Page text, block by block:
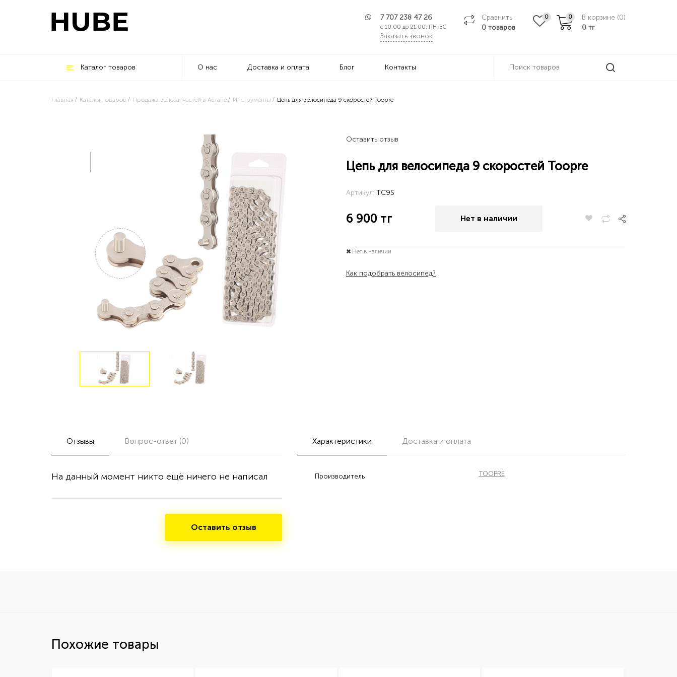
7 707 238 47 26
с 10:00 до 21:00, ПН-ВС
Заказать звонок
Сравнить
0 товаров
0 0 В корзине (0)
0 тг
Каталог товаров О нас Доставка и оплата Блог Контакты
Главная Каталог товаров Продажа велозапчастей в Астане Инструменты Цепь для велосипеда 9 скоростей Toopre
Оставить отзыв
Цепь для велосипеда 9 скоростей Toopre
Артикул: TC9S
6 900 тг Нет в наличии
Нет в наличии
Как подобрать велосипед?
Отзывы Вопрос-ответ (0)
На данный момент никто ещё ничего не написал
Оставить отзыв
Характеристики Доставка и оплата
Производитель TOOPRE
Похожие товары